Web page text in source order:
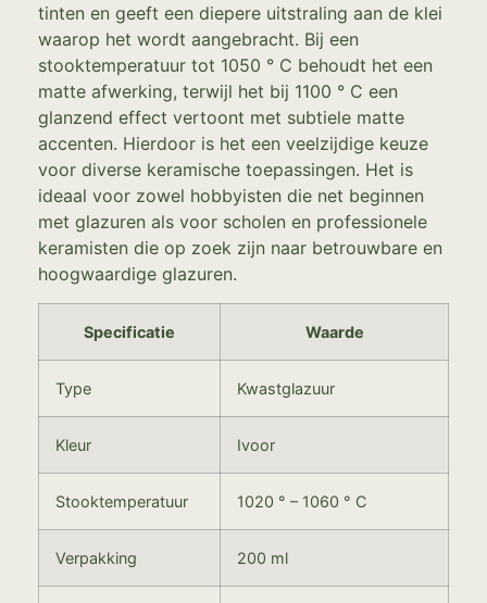
tinten en geeft een diepere uitstraling aan de klei
waarop het wordt aangebracht. Bij een
stooktemperatuur tot 1050 ° C behoudt het een
matte afwerking, terwijl het bij 1100 ° C een
glanzend effect vertoont met subtiele matte
accenten. Hierdoor is het een veelzijdige keuze
voor diverse keramische toepassingen. Het is
ideaal voor zowel hobbyisten die net beginnen
met glazuren als voor scholen en professionele
keramisten die op zoek zijn naar betrouwbare en
hoogwaardige glazuren.
Specificatie Waarde
Type Kwastglazuur
Kleur Ivoor
Stooktemperatuur 1020 ° – 1060 ° C
Verpakking 200 ml